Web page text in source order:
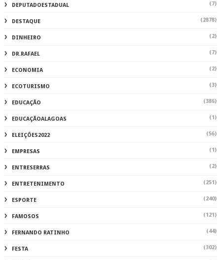
DEPUTADOESTADUAL (7)
DESTAQUE (2878)
DINHEIRO (2)
DR.RAFAEL (7)
ECONOMIA (2)
ECOTURISMO (3)
EDUCAÇÃO (386)
EDUCAÇÃOALAGOAS (1)
ELEIÇÕES2022 (56)
EMPRESAS (1)
ENTRESERRAS (2)
ENTRETENIMENTO (251)
ESPORTE (240)
FAMOSOS (121)
FERNANDO RATINHO (44)
FESTA (302)